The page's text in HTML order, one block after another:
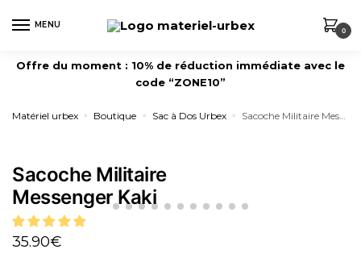
MENU
0
Offre du moment : 10% de réduction immédiate avec le
code “ZONE10”
Matériel urbex » Boutique » Sac à Dos Urbex » Sacoche Militaire Messenger Kaki
Sacoche Militaire
Messenger Kaki
35.90€